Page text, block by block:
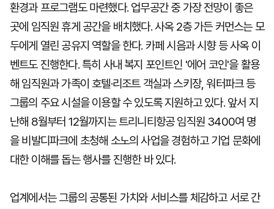
환경과 프로그램도 마련했다. 업무공간 중 가장 전망이 좋은
곳에 임직원 휴게 공간을 배치했다. 사옥 2층 가든 커먼스는 모
두에게 열린 공유지 역할을 한다. 카페 시음과 시향 등 사옥 이
벤트도 진행한다. 특히 사내 복지 포인트인 '에어 코인'을 활용
해 임직원과 가족이 호텔·리조트 객실과 스키장, 워터파크 등
그룹의 주요 시설을 이용할 수 있도록 지원하고 있다. 앞서 지
난해 8월부터 12월까지는 트리니티항공 임직원 3400여 명
을 비발디파크에 초청해 소노의 사업을 경험하고 기업 문화에
대한 이해를 돕는 행사를 진행한 바 있다.
업계에서는 그룹의 공통된 가치와 서비스를 체감하고 서로 간